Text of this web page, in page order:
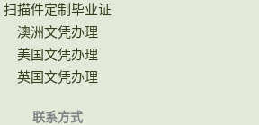
扫描件定制毕业证
澳洲文凭办理
美国文凭办理
英国文凭办理
联系方式